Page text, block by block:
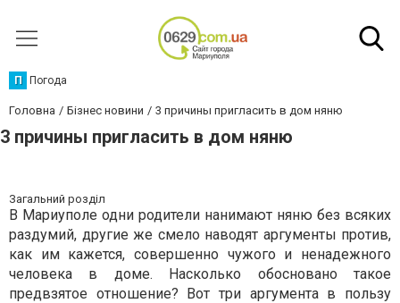
П Погода
Головна Бізнес новини 3 причины пригласить в дом няню
3 причины пригласить в дом няню
Загальний розділ
В Мариуполе одни родители нанимают няню без всяких
раздумий, другие же смело наводят аргументы против,
как им кажется, совершенно чужого и ненадежного
человека в доме. Насколько обосновано такое
предвзятое отношение? Вот три аргумента в пользу